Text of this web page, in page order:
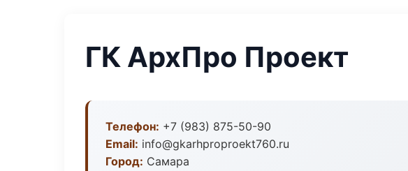
ГК АрхПро Проект
Телефон: +7 (983) 875-50-90
Email: info@gkarhproproekt760.ru
Город: Самара